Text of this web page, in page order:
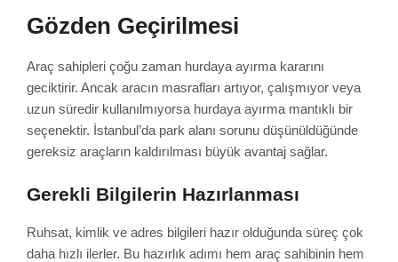
Gözden Geçirilmesi
Araç sahipleri çoğu zaman hurdaya ayırma kararını
geciktirir. Ancak aracın masrafları artıyor, çalışmıyor veya
uzun süredir kullanılmıyorsa hurdaya ayırma mantıklı bir
seçenektir. İstanbul’da park alanı sorunu düşünüldüğünde
gereksiz araçların kaldırılması büyük avantaj sağlar.
Gerekli Bilgilerin Hazırlanması
Ruhsat, kimlik ve adres bilgileri hazır olduğunda süreç çok
daha hızlı ilerler. Bu hazırlık adımı hem araç sahibinin hem